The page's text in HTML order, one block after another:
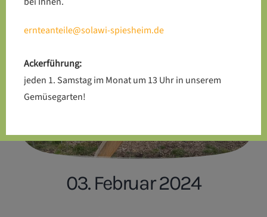
03. Februar 2024
ernteanteile@solawi-spiesheim.de
Ackerführung:
jeden 1. Samstag im Monat um 13 Uhr in unserem
Gemüsegarten!